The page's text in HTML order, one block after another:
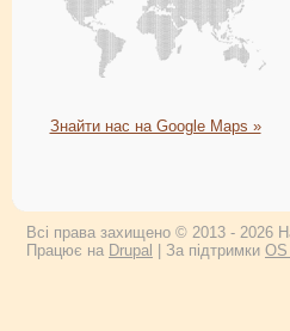
Знайти нас на Google Maps »
Всі права захищено © 2013 - 2026
Працює на Drupal | За підтримки